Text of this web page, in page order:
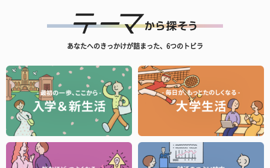
あなたへのきっかけが詰まった、6つのトビラ